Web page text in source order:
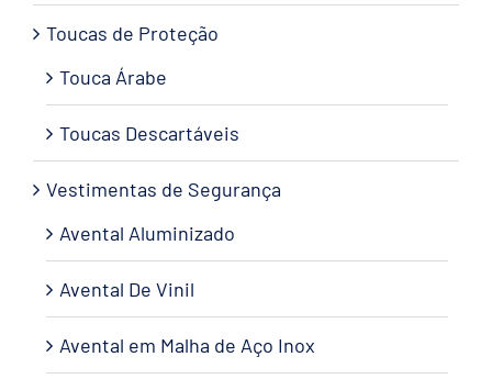
Toucas de Proteção
Touca Árabe
Toucas Descartáveis
Vestimentas de Segurança
Avental Aluminizado
Avental De Vinil
Avental em Malha de Aço Inox